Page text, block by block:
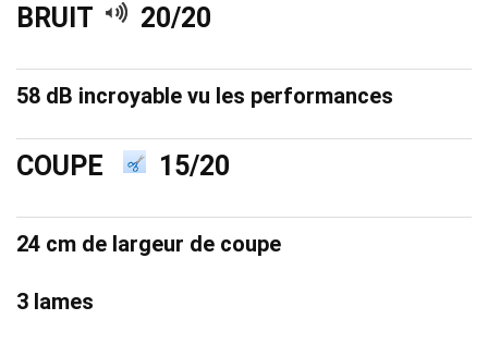
BRUIT 20/20
58 dB incroyable vu les performances
COUPE 15/20
24 cm de largeur de coupe
3 lames